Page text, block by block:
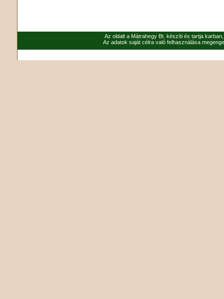
Az oldalt a Mátrahegy Bt. készíti és tartja
Az adatok saját célra való felhasználása